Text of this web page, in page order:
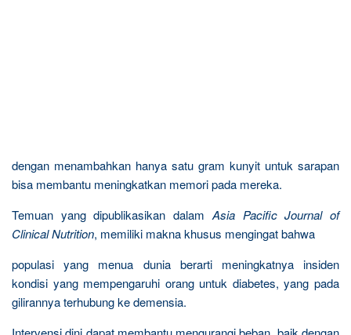
dengan menambahkan hanya satu gram kunyit untuk sarapan
bisa membantu meningkatkan memori pada mereka.
Temuan yang dipublikasikan dalam Asia Pacific Journal of
Clinical Nutrition, memiliki makna khusus mengingat bahwa
populasi yang menua dunia berarti meningkatnya insiden
kondisi yang mempengaruhi orang untuk diabetes, yang pada
gilirannya terhubung ke demensia.